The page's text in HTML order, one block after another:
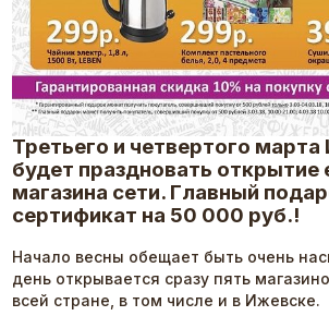
Третьего и четвертого
будет праздновать открытие
магазина сети. Главный
сертификат на 50 000 руб.!
Начало весны обещает быть очень
день открывается сразу пять
всей стране, в том числе и в Ижевске.